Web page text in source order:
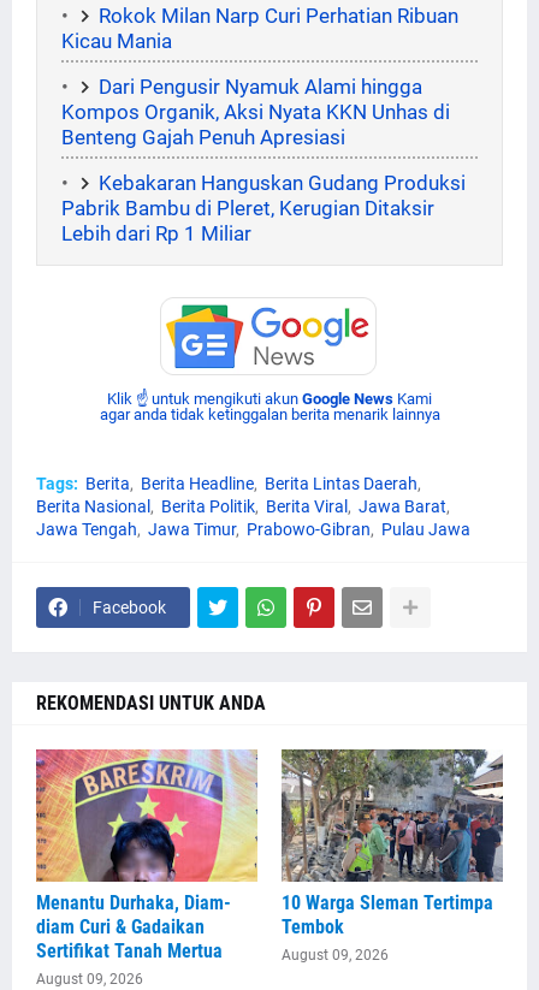
Rokok Milan Narp Curi Perhatian Ribuan
Kicau Mania
Dari Pengusir Nyamuk Alami hingga
Kompos Organik, Aksi Nyata KKN Unhas di
Benteng Gajah Penuh Apresiasi
Kebakaran Hanguskan Gudang Produksi
Pabrik Bambu di Pleret, Kerugian Ditaksir
Lebih dari Rp 1 Miliar
Klik ☝ untuk mengikuti akun Google News Kami
agar anda tidak ketinggalan berita menarik lainnya
Tags: Berita Berita Headline
Berita Lintas Daerah
Berita Nasional
Berita Politik Berita Viral
Jawa Barat
Jawa Tengah
Jawa Timur Prabowo-Gibran Pulau Jawa
Facebook
REKOMENDASI UNTUK ANDA
Menantu Durhaka, Diam-
diam Curi & Gadaikan
Sertifikat Tanah Mertua
August 09, 2026
10 Warga Sleman Tertimpa
Tembok
August 09, 2026